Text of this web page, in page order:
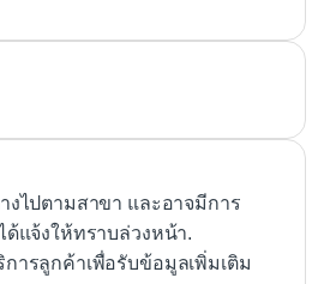
งไปตามสาขา และอาจมีการ
ด้แจ้งให้ทราบล่วงหน้า.
ารลูกค้าเพื่อรับข้อมูลเพิ่มเติม